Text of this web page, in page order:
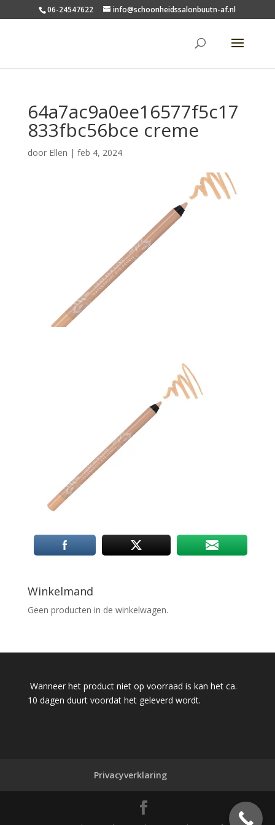
06-24547622 info@schoonheidssalonbuutn-af.nl
64a7ac9a0ee16577f5c17
833fbc56bce creme
door Ellen | feb 4, 2024
Winkelmand
Geen producten in de winkelwagen.
Wanneer het product niet op voorraad is kan het ca.
10 dagen duurt voordat het geleverd wordt.
Privacyverklaring